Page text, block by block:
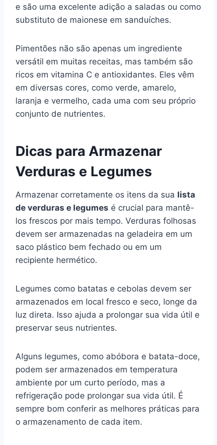
e são uma excelente adição a saladas ou como
substituto de maionese em sanduíches.
Pimentões não são apenas um ingrediente
versátil em muitas receitas, mas também são
ricos em vitamina C e antioxidantes. Eles vêm
em diversas cores, como verde, amarelo,
laranja e vermelho, cada uma com seu próprio
conjunto de nutrientes.
Dicas para Armazenar
Verduras e Legumes
Armazenar corretamente os itens da sua lista
de verduras e legumes é crucial para mantê-
los frescos por mais tempo. Verduras folhosas
devem ser armazenadas na geladeira em um
saco plástico bem fechado ou em um
recipiente hermético.
Legumes como batatas e cebolas devem ser
armazenados em local fresco e seco, longe da
luz direta. Isso ajuda a prolongar sua vida útil e
preservar seus nutrientes.
Alguns legumes, como abóbora e batata-doce,
podem ser armazenados em temperatura
ambiente por um curto período, mas a
refrigeração pode prolongar sua vida útil. É
sempre bom conferir as melhores práticas para
o armazenamento de cada item.